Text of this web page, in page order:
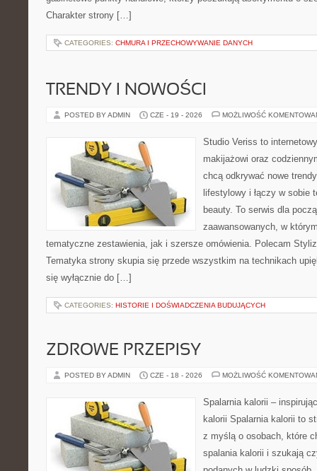
Charakter strony […]
CATEGORIES: CHMURA I PRZECHOWYWANIE DANYCH
TRENDY I NOWOŚCI
POSTED BY ADMIN CZE - 19 - 2026 MOŻLIWOŚĆ
Studio Veriss to
makijażowi oraz
chcą odkrywać nowe
lifestylowy i łączy w sobie
beauty. To serwis dla
zaawansowanych, w
tematyczne zestawienia, jak i szersze omówienia. Polecam
Tematyka strony skupia się przede wszystkim na technikach
się wyłącznie do […]
CATEGORIES: HISTORIE I DOŚWIADCZENIA BUDUJĄCYCH
ZDROWE PRZEPISY
POSTED BY ADMIN CZE - 18 - 2026 MOŻLIWOŚĆ
Spalarnia kalorii –
kalorii Spalarnia kalorii to
z myślą o osobach, które
spalania kalorii i szukają